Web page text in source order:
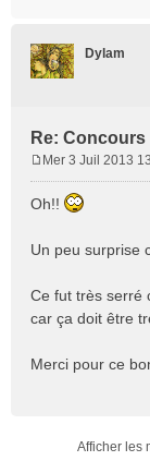
Dylam
Re:
s
a
e
Mer 3 Juil 2013
Oh!!
Un peu surprise
Ce fut très serré
car ça doit être
Merci pour ce
Afficher les